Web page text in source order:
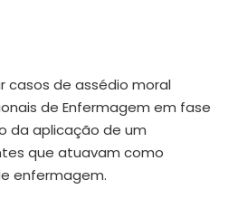
casos de assédio moral
de Enfermagem em fase
da aplicação de um
que atuavam como
enfermagem.